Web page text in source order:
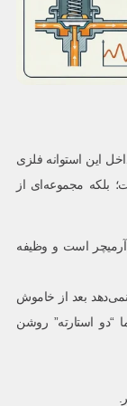
این استوانه فلزی
بلکه مجموعه‌ای از
است و وظیفه
بعد از خاموش
“دو استارته” روشن